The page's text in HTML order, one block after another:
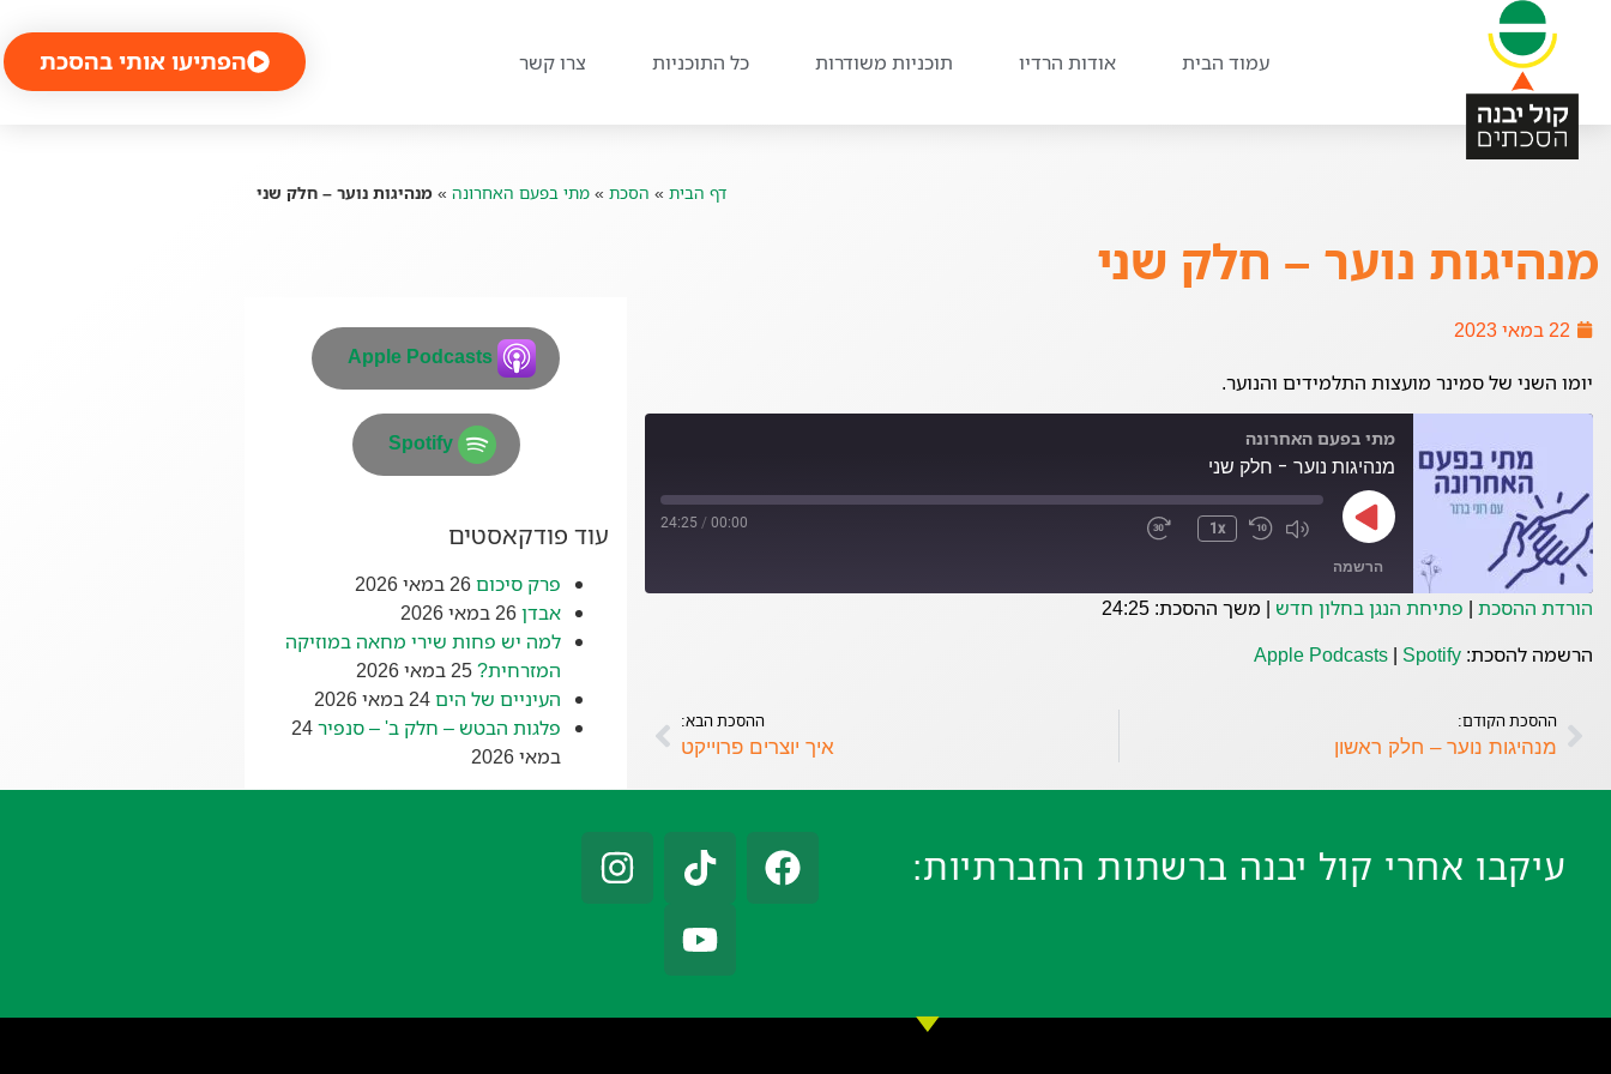
עמוד הבית אודות הרדיו תוכניות משודרות כל התוכניות צרו קשר הפתיעו אותי בהסכת
דף הבית » הסכת » מתי בפעם האחרונה » מנהיגות נוער – חלק שני
מנהיגות נוער – חלק שני
22 במאי 2023
יומו השני של סמינר מועצות התלמידים והנוער.
מתי בפעם האחרונה
מנהיגות נוער - חלק שני
1x
00:00
/
24:25
הרשמה
הורדת ההסכת | פתיחת הנגן בחלון חדש | משך ההסכת: 24:25
הרשמה להסכת:
Apple Podcasts | Spotify
ההסכת הקודם:
מנהיגות נוער – חלק ראשון
ההסכת הבא:
איך יוצרים פרוייקט
Apple Podcasts
Spotify
עוד פודקאסטים
פרק סיכום26 במאי 2026
אבדן26 במאי 2026
למה יש פחות שירי מחאה במוזיקה
המזרחית?25 במאי 2026
העיניים של הים24 במאי 2026
פלגות הבטש – חלק ב' – סנפיר24
במאי 2026
עיקבו אחרי קול יבנה ברשתות החברתיות: